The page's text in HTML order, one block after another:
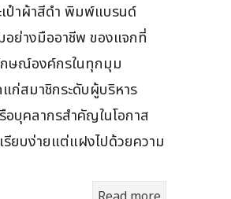
เป๋าผ้าสีดำ พิมพ์แบรนด์
อย่างมืออาชีพ ของแจกที่
ษณ์องค์กรในทุกมุม
ก่สมาชิกระดับผู้บริหาร
อบุคลากรสำคัญในโอกาส
ยบง่ายแต่แฝงไปด้วยความ